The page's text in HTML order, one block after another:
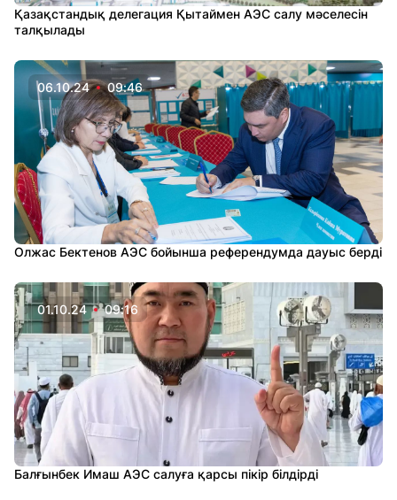
Қазақстандық делегация Қытаймен АЭС салу мәселесін
талқылады
06.10.24 09:46
Олжас Бектенов АЭС бойынша референдумда дауыс берді
01.10.24 09:16
Балғынбек Имаш АЭС салуға қарсы пікір білдірді